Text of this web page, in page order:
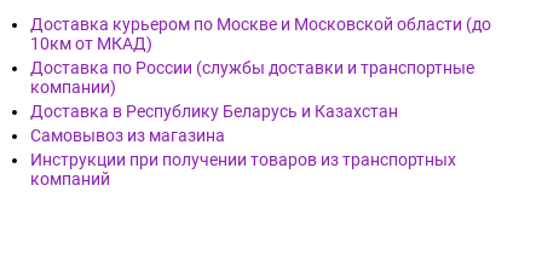
Доставка курьером по Москве и Московской области (до
10км от МКАД)
Доставка по России (службы доставки и транспортные
компании)
Доставка в Республику Беларусь и Казахстан
Самовывоз из магазина
Инструкции при получении товаров из транспортных
компаний